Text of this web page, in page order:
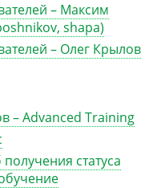
– Максим
shapa)
– Олег Крылов
– Advanced Training
статуса